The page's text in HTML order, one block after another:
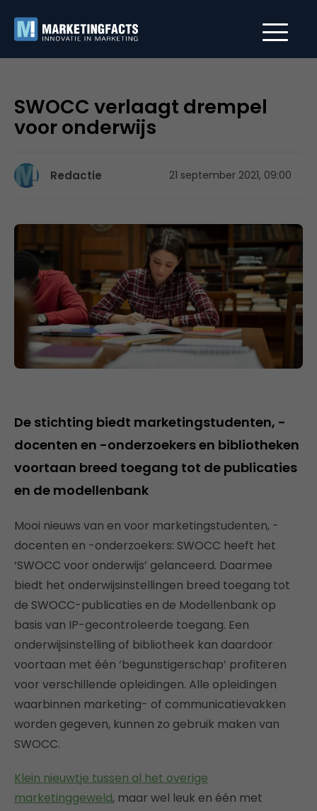
SWOCC verlaagt drempel
voor onderwijs
Redactie 21 september 2021, 09:00
De stichting biedt marketingstudenten, -
docenten en -onderzoekers en bibliotheken
voortaan breed toegang tot de publicaties
en de modellenbank
Mooi nieuws van en voor marketingstudenten, -
docenten en -onderzoekers: SWOCC heeft het
‘SWOCC voor onderwijs’ gelanceerd. Daarmee
biedt het onderwijsinstellingen breed toegang tot
de SWOCC-publicaties en de Modellenbank op
basis van IP-gecontroleerde toegang. Een
onderwijsinstelling of bibliotheek kan daardoor
voortaan met één ‘begunstigerschap’ profiteren
voor verschillende opleidingen. Alle opleidingen
waarbinnen marketing- of communicatievakken
worden gegeven, kunnen zo gebruik maken van
SWOCC.
Klein nieuwtje tussen al het overige
marketinggeweld, maar wel leuk en één met